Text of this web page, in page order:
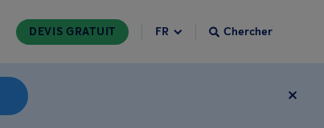
DEVIS GRATUIT Chercher